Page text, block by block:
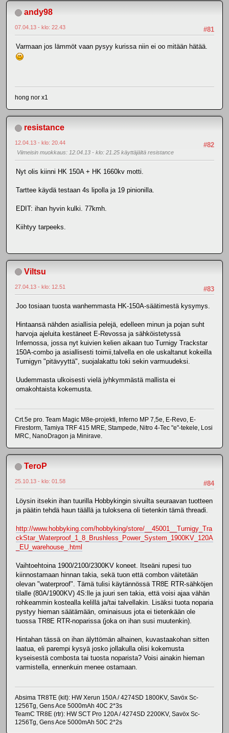
andy98
#81
07.04.13 - klo: 22.43
Varmaan jos lämmöt vaan pysyy kurissa niin ei oo mitään hätää.
hong nor x1
resistance
#82
12.04.13 - klo: 20.44
Viimeisin muokkaus: 12.04.13 - klo: 21.25 käyttäjältä resistance
Nyt olis kiinni HK 150A + HK 1660kv motti.
Tarttee käydä testaan 4s lipolla ja 19 pinionilla.
EDIT: ihan hyvin kulki. 77kmh.
Kiihtyy tarpeeks.
Viltsu
#83
27.04.13 - klo: 12.51
Joo tosiaan tuosta wanhemmasta HK-150A-säätimestä kysymys.
Hintaansä nähden asiallisia pelejä, edelleen minun ja pojan suht
harvoja ajeluita kestäneet E-Revossa ja sähköistetyssä
Infernossa, jossa nyt kuivien kelien aikaan tuo Turnigy Trackstar
150A-combo ja asiallisesti toimii,talvella en ole uskaltanut kokeilla
Turnigyn "pitävyyttä", suojalakattu toki sekin varmuudeksi.
Uudemmasta ulkoisesti vielä jyhkymmästä mallista ei
omakohtaista kokemusta.
Crt.5e pro. Team Magic M8e-projekti, Inferno MP 7,5e, E-Revo, E-
Firestorm, Tamiya TRF 415 MRE, Stampede, Nitro 4-Tec "e"-tekele, Losi
MRC, NanoDragon ja Minirave.
TeroP
#84
25.10.13 - klo: 01.58
Löysin itsekin ihan tuurilla Hobbykingin sivuilta seuraavan tuotteen
ja päätin tehdä haun täällä ja tuloksena oli tietenkin tämä threadi.
http://www.hobbyking.com/hobbyking/store/__45001__Turnigy_Tra
ckStar_Waterproof_1_8_Brushless_Power_System_1900KV_120A
_EU_warehouse_.html
Vaihtoehtoina 1900/2100/2300KV koneet. Itseäni rupesi tuo
kiinnostamaan hinnan takia, sekä tuon että combon väitetään
olevan "waterproof". Tämä tulisi käytännössä TR8E RTR-sähköjen
tilalle (80A/1900KV) 4S:lle ja juuri sen takia, että voisi ajaa vähän
rohkeammin kostealla kelillä ja/tai talvellakin. Lisäksi tuota noparia
pystyy hieman säätämään, ominaisuus jota ei tietenkään ole
tuossa TR8E RTR-noparissa (joka on ihan susi muutenkin).
Hintahan tässä on ihan älyttömän alhainen, kuvastaakohan sitten
laatua, eli parempi kysyä josko jollakulla olisi kokemusta
kyseisestä combosta tai tuosta noparista? Voisi ainakin hieman
varmistella, ennenkuin menee ostamaan.
Absima TR8TE (kit): HW Xerun 150A / 4274SD 1800KV, Savöx Sc-
1256Tg, Gens Ace 5000mAh 40C 2*3s
TeamC TR8E (rtr): HW SCT Pro 120A / 4274SD 2200KV, Savöx Sc-
1256Tg, Gens Ace 5000mAh 50C 2*2s